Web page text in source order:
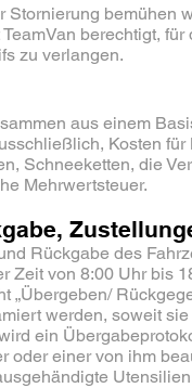
Stornierung bemühen
berechtigt,
zu verlangen.
aus einem
Kosten
Schneeketten, die
Mehrwertsteuer.
Rückgabe des
Zeit von 8:00 Uhr bis
„Übergeben/
werden, soweit
ein
oder einer von ihm